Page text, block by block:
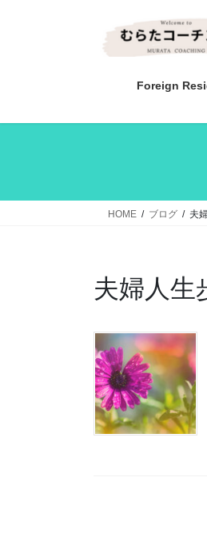
ス
ン
Foreign
HOME ブログ 夫
夫婦人生